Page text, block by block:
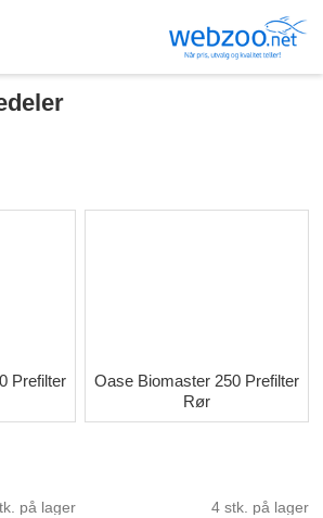
Prefilter
på lager
Oase Biomaster 250 Prefilter
Rør
4 stk. på lager